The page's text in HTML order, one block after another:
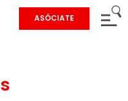
ASÓCIATE